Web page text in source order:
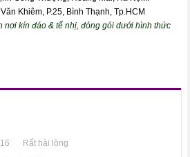
Khiêm, P.25, Bình Thạnh, Tp.HCM
nơi kín đáo & tế nhị, đóng gói dưới hình thức
16
Rất hài lòng